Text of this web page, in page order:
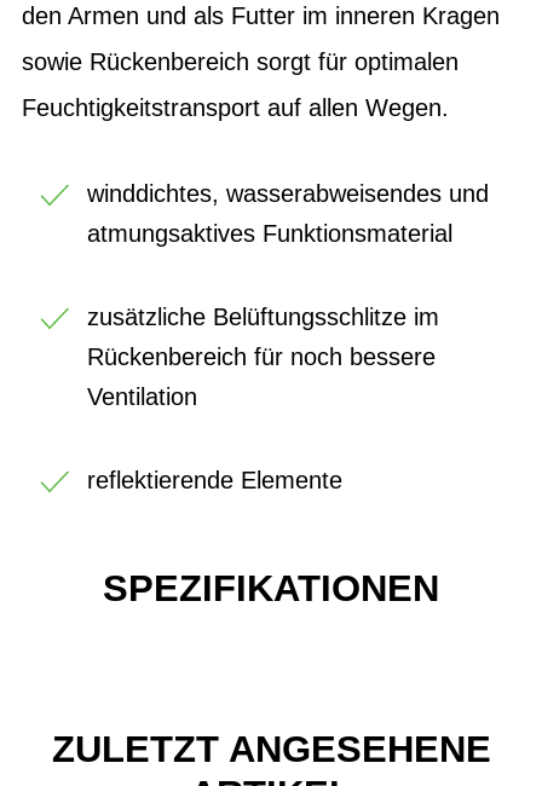
den Armen und als Futter im inneren Kragen
sowie Rückenbereich sorgt für optimalen
Feuchtigkeitstransport auf allen Wegen.
winddichtes, wasserabweisendes und
atmungsaktives Funktionsmaterial
zusätzliche Belüftungsschlitze im
Rückenbereich für noch bessere
Ventilation
reflektierende Elemente
SPEZIFIKATIONEN
ZULETZT ANGESEHENE